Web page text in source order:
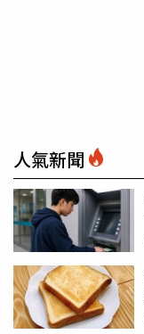
人氣新聞